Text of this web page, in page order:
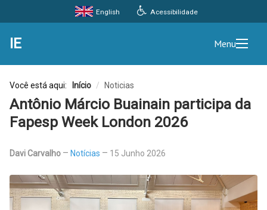
Acessibilidade
English
IE Menu
Você está aqui: Início / Noticias
Antônio Márcio Buainain participa da
Fapesp Week London 2026
Davi Carvalho Notícias 15 Junho 2026